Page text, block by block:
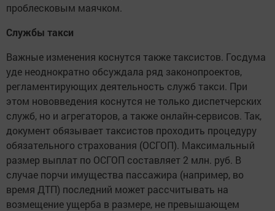
проблесковым маячком.
Службы такси
Важные изменения коснутся также таксистов. Госдума
уде неоднократно обсуждала ряд законопроектов,
регламентирующих деятельность служб такси. При
этом нововведения коснутся не только диспетчерских
служб, но и агрегаторов, а также онлайн-сервисов. Так,
документ обязывает таксистов проходить процедуру
обязательного страхования (ОСГОП). Максимальный
размер выплат по ОСГОП составляет 2 млн. руб. В
случае порчи имущества пассажира (например, во
время ДТП) последний может рассчитывать на
возмещение ущерба в размере, не превышающем